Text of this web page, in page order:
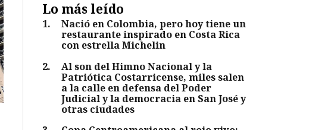
Lo más leído
1.
Nació en Colombia, pero hoy tiene un
restaurante inspirado en Costa Rica
con estrella Michelin
2.
Al son del Himno Nacional y la
Patriótica Costarricense, miles salen
a la calle en defensa del Poder
Judicial y la democracia en San José y
otras ciudades